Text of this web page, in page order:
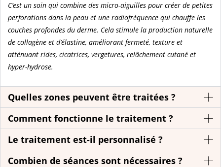
C’est un soin qui combine des micro-aiguilles pour créer de petites
perforations dans la peau et une radiofréquence qui chauffe les
couches profondes du derme. Cela stimule la production naturelle
de collagène et d’élastine, améliorant fermeté, texture et
atténuant rides, cicatrices, vergetures, relâchement cutané et
hyper-hydrose.
Quelles zones peuvent être traitées ?
Comment fonctionne le traitement ?
Le traitement est-il personnalisé ?
Combien de séances sont nécessaires ?